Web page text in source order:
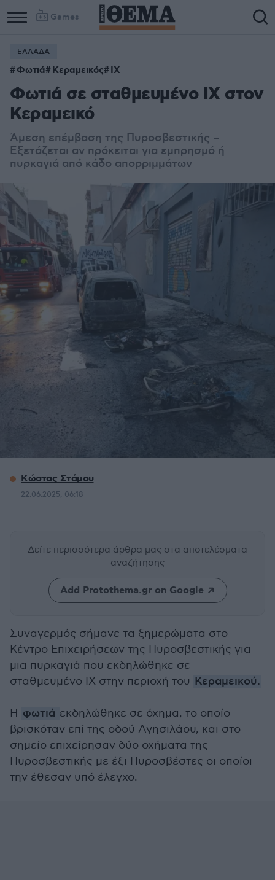
Games
ΕΛΛΑΔΑ
Φωτιά Κεραμεικός IX
Φωτιά σε σταθμευμένο ΙΧ στον
Κεραμεικό
Άμεση επέμβαση της Πυροσβεστικής –
Εξετάζεται αν πρόκειται για εμπρησμό ή
πυρκαγιά από κάδο απορριμμάτων
Κώστας Στάμου
22.06.2025, 06:18
Δείτε περισσότερα άρθρα μας στα αποτελέσματα
αναζήτησης
Add Protothema.gr on Google
Συναγερμός σήμανε τα ξημερώματα στο
Κέντρο Επιχειρήσεων της Πυροσβεστικής για
μια πυρκαγιά που εκδηλώθηκε σε
σταθμευμένο ΙΧ στην περιοχή του Κεραμεικού.
Η φωτιά εκδηλώθηκε σε όχημα, το οποίο
βρισκόταν επί της οδού Αγησιλάου, και στο
σημείο επιχείρησαν δύο οχήματα της
Πυροσβεστικής με έξι Πυροσβέστες οι οποίοι
την έθεσαν υπό έλεγχο.